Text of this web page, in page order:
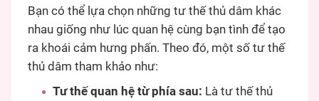
Bạn có thể lựa chọn những tư thế thủ dâm khác
nhau giống như lúc quan hệ cùng bạn tình để tạo
ra khoái cảm hưng phấn. Theo đó, một số tư thế
thủ dâm tham khảo như:
Tư thế quan hệ từ phía sau: Là tư thế thủ